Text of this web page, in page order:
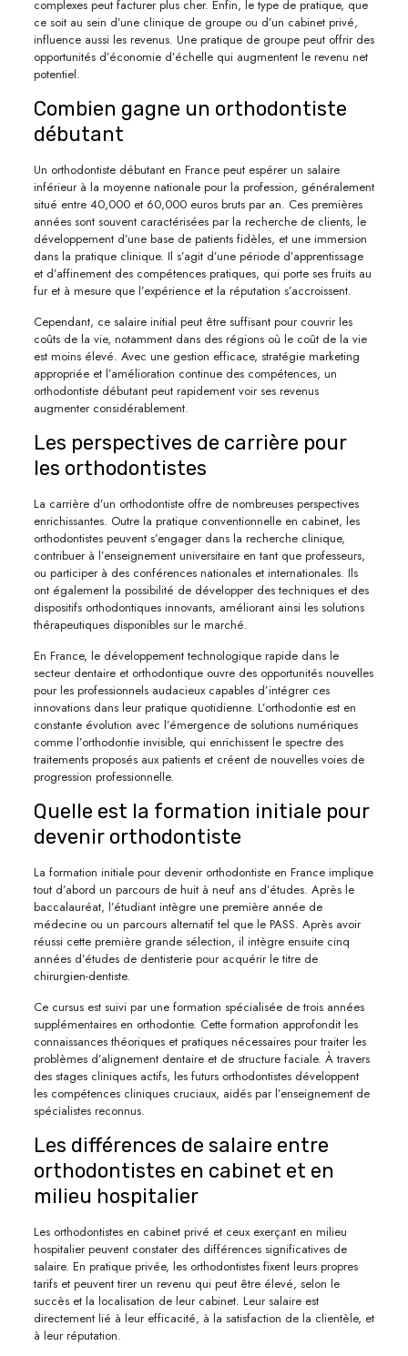
complexes peut facturer plus cher. Enfin, le type de pratique, que
ce soit au sein d’une clinique de groupe ou d’un cabinet privé,
influence aussi les revenus. Une pratique de groupe peut offrir des
opportunités d’économie d’échelle qui augmentent le revenu net
potentiel.
Combien gagne un orthodontiste
débutant
Un orthodontiste débutant en France peut espérer un salaire
inférieur à la moyenne nationale pour la profession, généralement
situé entre 40,000 et 60,000 euros bruts par an. Ces premières
années sont souvent caractérisées par la recherche de clients, le
développement d’une base de patients fidèles, et une immersion
dans la pratique clinique. Il s’agit d’une période d’apprentissage
et d’affinement des compétences pratiques, qui porte ses fruits au
fur et à mesure que l’expérience et la réputation s’accroissent.
Cependant, ce salaire initial peut être suffisant pour couvrir les
coûts de la vie, notamment dans des régions où le coût de la vie
est moins élevé. Avec une gestion efficace, stratégie marketing
appropriée et l’amélioration continue des compétences, un
orthodontiste débutant peut rapidement voir ses revenus
augmenter considérablement.
Les perspectives de carrière pour
les orthodontistes
La carrière d’un orthodontiste offre de nombreuses perspectives
enrichissantes. Outre la pratique conventionnelle en cabinet, les
orthodontistes peuvent s’engager dans la recherche clinique,
contribuer à l’enseignement universitaire en tant que professeurs,
ou participer à des conférences nationales et internationales. Ils
ont également la possibilité de développer des techniques et des
dispositifs orthodontiques innovants, améliorant ainsi les solutions
thérapeutiques disponibles sur le marché.
En France, le développement technologique rapide dans le
secteur dentaire et orthodontique ouvre des opportunités nouvelles
pour les professionnels audacieux capables d’intégrer ces
innovations dans leur pratique quotidienne. L’orthodontie est en
constante évolution avec l’émergence de solutions numériques
comme l’orthodontie invisible, qui enrichissent le spectre des
traitements proposés aux patients et créent de nouvelles voies de
progression professionnelle.
Quelle est la formation initiale pour
devenir orthodontiste
La formation initiale pour devenir orthodontiste en France implique
tout d’abord un parcours de huit à neuf ans d’études. Après le
baccalauréat, l’étudiant intègre une première année de
médecine ou un parcours alternatif tel que le PASS. Après avoir
réussi cette première grande sélection, il intègre ensuite cinq
années d’études de dentisterie pour acquérir le titre de
chirurgien-dentiste.
Ce cursus est suivi par une formation spécialisée de trois années
supplémentaires en orthodontie. Cette formation approfondit les
connaissances théoriques et pratiques nécessaires pour traiter les
problèmes d’alignement dentaire et de structure faciale. À travers
des stages cliniques actifs, les futurs orthodontistes développent
les compétences cliniques cruciaux, aidés par l’enseignement de
spécialistes reconnus.
Les différences de salaire entre
orthodontistes en cabinet et en
milieu hospitalier
Les orthodontistes en cabinet privé et ceux exerçant en milieu
hospitalier peuvent constater des différences significatives de
salaire. En pratique privée, les orthodontistes fixent leurs propres
tarifs et peuvent tirer un revenu qui peut être élevé, selon le
succès et la localisation de leur cabinet. Leur salaire est
directement lié à leur efficacité, à la satisfaction de la clientèle, et
à leur réputation.